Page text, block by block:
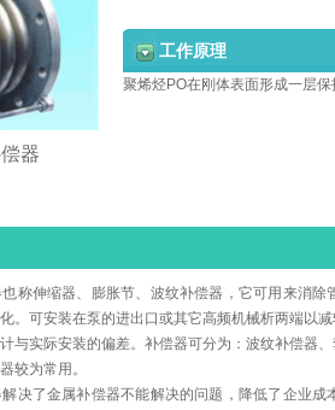
器
工作原理
聚烯烃PO在刚体表面形成一层
称伸缩器、膨胀节、波纹补偿器，它可用来消
。可安装在泵的进出口或其它高频机械析两端以
与实际安装的偏差。补偿器可分为：波纹补偿器
较为常用。
决了金属补偿器不能解决的问题，降低了企业